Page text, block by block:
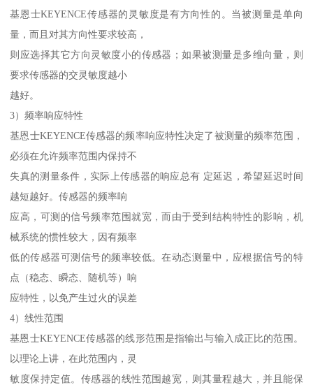
基恩士KEYENCE传感器的灵敏度是有方向性的。当被测量是单向
量，而且对其方向性要求较高，
则应选择其它方向灵敏度小的传感器；如果被测量是多维向量，则
要求传感器的交灵敏度越小
越好。
3）频率响应特性
基恩士KEYENCE传感器的频率响应特性决定了被测量的频率范围，
必须在允许频率范围内保持不
失真的测量条件，实际上传感器的响应总有 定延迟，希望延迟时间
越短越好。传感器的频率响
应高，可测的信号频率范围就宽，而由于受到结构特性的影响，机
械系统的惯性较大，因有频率
低的传感器可测信号的频率较低。在动态测量中，应根据信号的特
点（稳态、瞬态、随机等）响
应特性，以免产生过火的误差
4）线性范围
基恩士KEYENCE传感器的线形范围是指输出与输入成正比的范围。
以理论上讲，在此范围内，灵
敏度保持定值。传感器的线性范围越宽，则其量程越大，并且能保